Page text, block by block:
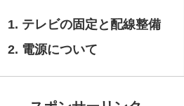
テレビの固定と配線整備
電源について